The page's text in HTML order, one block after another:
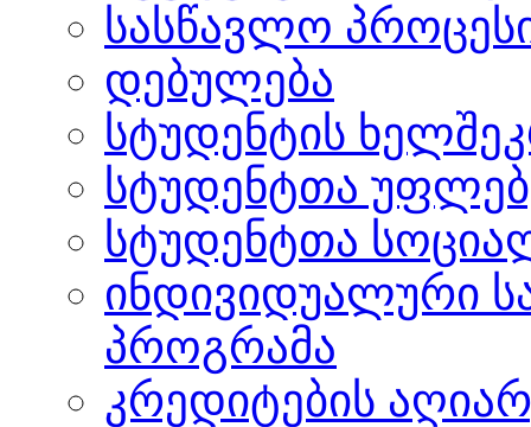
სასწავლო
დებულება
სტუდენტის
სტუდენტთა
სტუდენტთა
ინდივიდუალური
პროგრამა
კრედიტების